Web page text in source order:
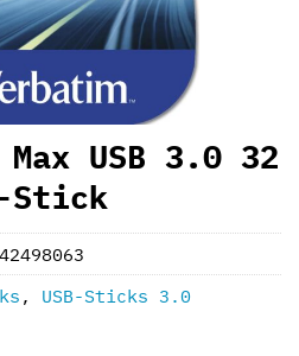
USB 3.0 32
Stick
, USB-Sticks 3.0